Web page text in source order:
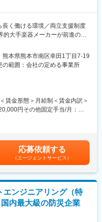
く働ける環境／両立支援制度
的大手楽器メーカーが前進の超
20時間で働き方◎～～
が認める女性活躍企業
・製造の”誇れる商材”で価値で
ルが変わっても長く働ける
営業をお任せします。
スの代表窓口として活躍しま
ーと接する機会もあるため、
とができます。
熊本県熊本市南区幸田1丁目7-19
範囲：会社の定める事業所
賃金形態＞月給制＜賃金内訳＞
円その他固定手当/月：
金はあくまでも目安の金額であ
あります。月給(月額)は固定手
応募依頼する
（エージェントサービス）
エンジニアリング（特
内最大級の防災企業